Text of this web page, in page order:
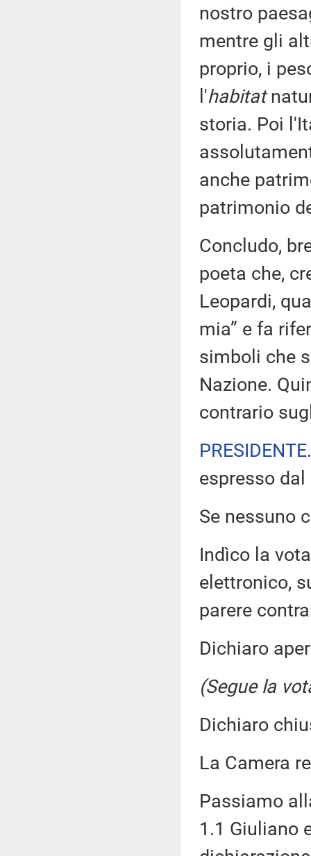
nostro
mentre gli
proprio, i
l'habitat
storia. Poi
anche
patrimonio
Concludo,
poeta che,
Leopardi,
mia” e fa
simboli che
Nazione.
contrario
PRESIDENTE
espresso
Se nessuno
Indìco la
elettronico,
parere
Dichiaro
(Segue la
Dichiaro
La Camera
Passiamo
1.1 Giuliano